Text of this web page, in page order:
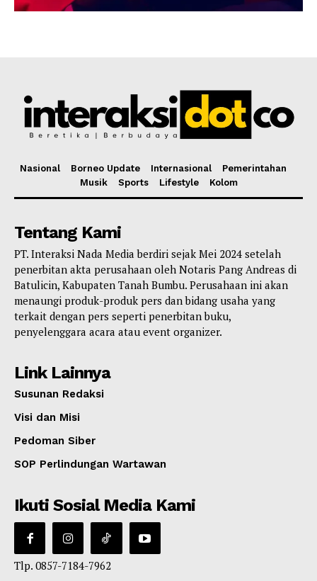
Nasional Borneo Update Internasional
Pemerintahan
Musik
Sports Lifestyle Kolom
Tentang Kami
PT. Interaksi Nada Media berdiri sejak Mei 2024 setelah
penerbitan akta perusahaan oleh Notaris Pang Andreas di
Batulicin, Kabupaten Tanah Bumbu. Perusahaan ini akan
menaungi produk-produk pers dan bidang usaha yang
terkait dengan pers seperti penerbitan buku,
penyelenggara acara atau event organizer.
Link Lainnya
Susunan Redaksi
Visi dan Misi
Pedoman Siber
SOP Perlindungan Wartawan
Ikuti Sosial Media Kami
Tlp. 0857-7184-7962